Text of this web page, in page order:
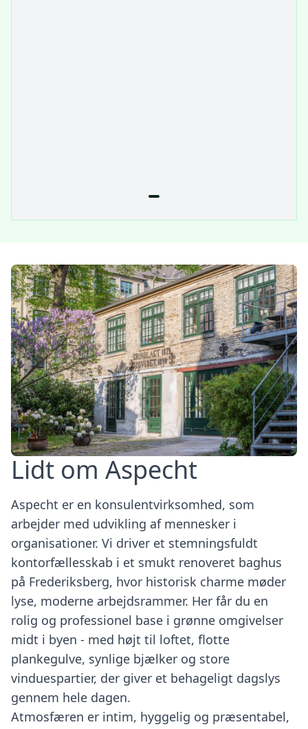
Lidt om Aspecht
Aspecht er en konsulentvirksomhed, som
arbejder med udvikling af mennesker i
organisationer. Vi driver et stemningsfuldt
kontorfællesskab i et smukt renoveret baghus
på Frederiksberg, hvor historisk charme møder
lyse, moderne arbejdsrammer. Her får du en
rolig og professionel base i grønne omgivelser
midt i byen - med højt til loftet, flotte
plankegulve, synlige bjælker og store
vinduespartier, der giver et behageligt dagslys
gennem hele dagen.
Atmosfæren er intim, hyggelig og præsentabel,